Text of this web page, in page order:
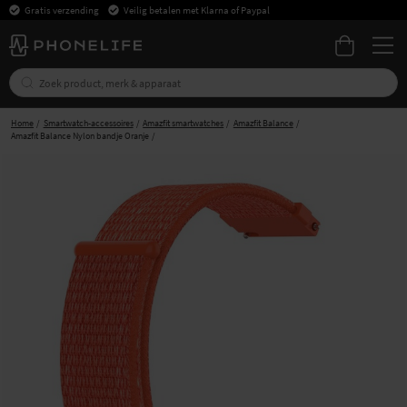
Gratis verzending Veilig betalen met Klarna of Paypal
Home Smartwatch-accessoires Amazfit smartwatches
Amazfit Balance
Amazfit Balance Nylon bandje Oranje